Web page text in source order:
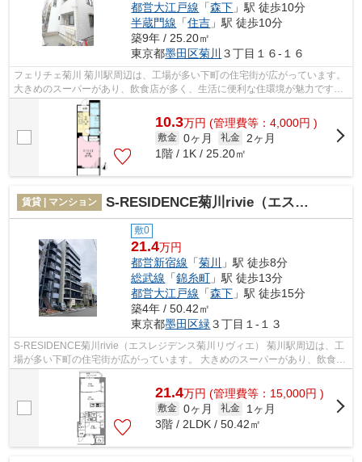
都営大江戸線 「森下 」駅 徒歩10分
半蔵門線 「住吉 」駅 徒歩10分
築9年 / 25.20㎡
東京都墨田区菊川 ３丁目１６-１６
フェリチェ菊川 菊川駅周辺は、工場が多い下町の住宅街が広がっています。
大きめのスーパーがあり、飲食店が多く、生活に便利な住環境が魅力です。
治安も良いので女性の一人暮ら...
10.3万円 (管理費等：4,000円 )
敷金 0ヶ月 礼金
2ヶ月
1階 / 1K / 25.20㎡
賃貸 | マンション S-RESIDENCE菊川rivie（エスレジデンス菊川リヴィエ）
敷0
21.4万円
都営新宿線 「菊川
」駅 徒歩8分
総武線 「錦糸町 」駅 徒歩13分
都営大江戸線 「森下 」駅 徒歩15分
築4年 / 50.42㎡
東京都墨田区緑 ３丁目１-１３
S-RESIDENCE菊川rivie（エスレジデンス菊川リヴィエ） 菊川駅周辺は、工
場が多い下町の住宅街が広がっています。 大きめのスーパーがあり、飲食店
が多く、生活に便利な住環境が魅力...
21.4万円 (管理費等：15,000円 )
敷金 0ヶ月 礼金
1ヶ月
3階 / 2LDK / 50.42㎡